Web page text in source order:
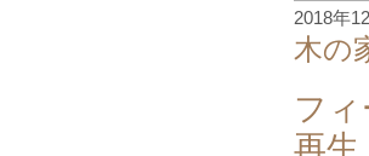
2018年
木の
フ
再生